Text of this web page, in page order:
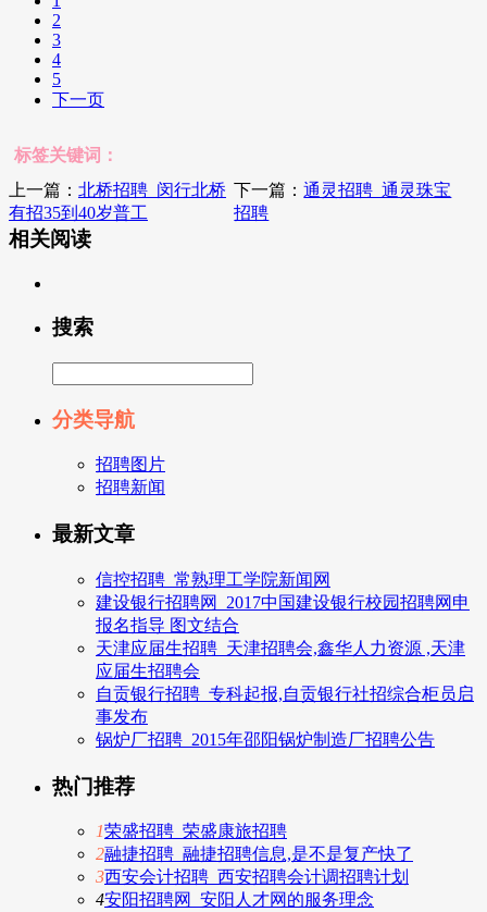
2
3
4
5
下一页
标签关键词：
上一篇： 北桥招聘_闵行北桥
有招35到40岁普工
下一篇：通灵招聘_通灵珠宝
招聘
相关阅读
搜索
分类导航
招聘图片
招聘新闻
最新文章
信控招聘_常熟理工学院新闻网
建设银行招聘网_2017中国建设银行校园招聘网申
报名指导 图文结合
天津应届生招聘_天津招聘会,鑫华人力资源 ,天津
应届生招聘会
自贡银行招聘_专科起报,自贡银行社招综合柜员启
事发布
锅炉厂招聘_2015年邵阳锅炉制造厂招聘公告
热门推荐
1荣盛招聘_荣盛康旅招聘
2融捷招聘_融捷招聘信息,是不是复产快了
3西安会计招聘_西安招聘会计调招聘计划
4安阳招聘网_安阳人才网的服务理念